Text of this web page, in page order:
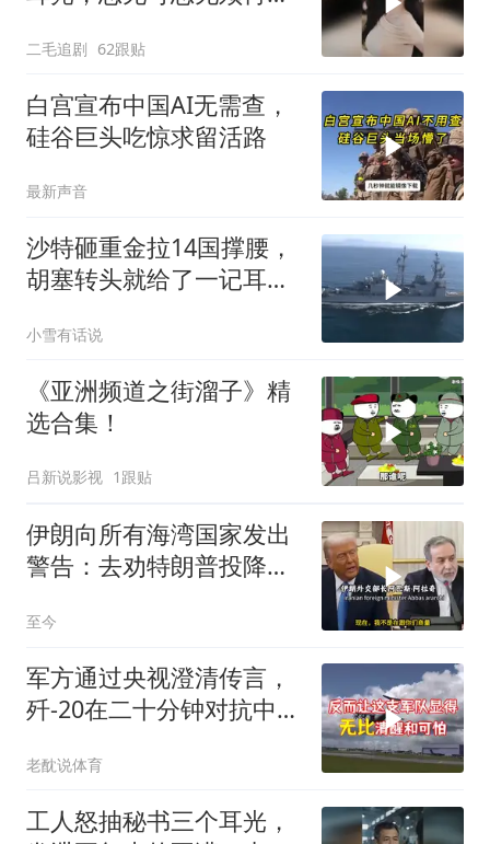
二毛追剧 62跟贴
白宫宣布中国AI无需查，
硅谷巨头吃惊求留活路
最新声音
沙特砸重金拉14国撑腰，
胡塞转头就给了一记耳
了？
小雪有话说
《亚洲频道之街溜子》精
选合集！
吕新说影视 1跟贴
伊朗向所有海湾国家发出
警告：去劝特朗普投降，
至今
军方通过央视澄清传言，
歼-20在二十分钟对抗中被
老酖说体育
工人怒抽秘书三个耳光，